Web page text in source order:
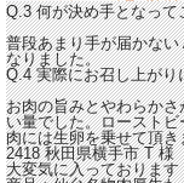
Q.3 何が決め手となっ
普段あまり手が届かな
なりました。
Q.4 実際にお召し上が
お肉の旨みとやわらか
い量でした。ロースト
肉には生卵を乗せて頂き
2418 秋田県横手市T様
大変気に入っております